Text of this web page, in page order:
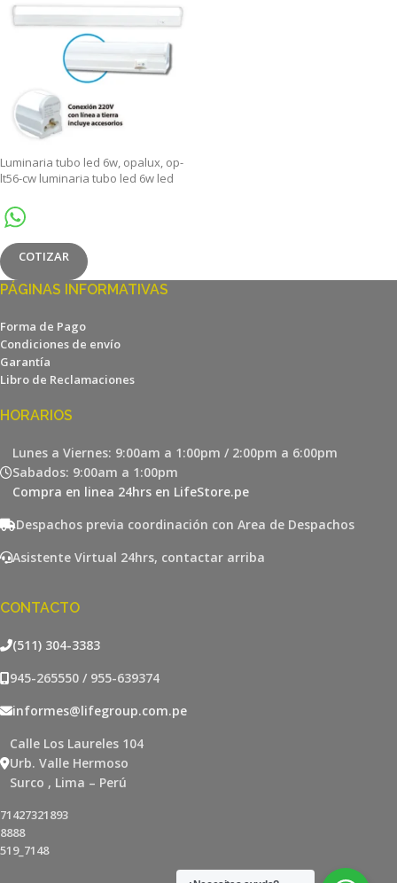
Luminaria tubo led 6w, opalux, op-
lt56-cw luminaria tubo led 6w led
15000k
COTIZAR
PÁGINAS INFORMATIVAS
Forma de Pago
Condiciones de envío
Garantía
Libro de Reclamaciones
HORARIOS
Lunes a Viernes: 9:00am a 1:00pm / 2:00pm a 6:00pm
Sabados: 9:00am a 1:00pm
Compra en linea 24hrs en LifeStore.pe
Despachos previa coordinación con Area de Despachos
Asistente Virtual 24hrs, contactar arriba
CONTACTO
(511) 304-3383
945-265550 / 955-639374
informes@lifegroup.com.pe
Calle Los Laureles 104
Urb. Valle Hermoso
Surco , Lima – Perú
71427321893
8888
519_7148